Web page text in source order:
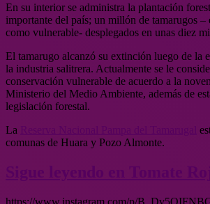
En su interior se administra la plantación
importante del país; un millón de tamarugos –
como vulnerable- desplegados en unas diez
El tamarugo alcanzó su extinción luego de la
la industria salitrera. Actualmente se le
conservación vulnerable de acuerdo a la
Ministerio del Medio Ambiente, además de
legislación forestal.
La
comunas de Huara y Pozo Almonte.
https://www.instagram.com/p/